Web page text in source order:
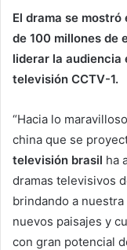
El drama se
de 100 millones de
liderar la audiencia
televisión CCTV-1.
“Hacia lo
china que se
televisión brasil ha
dramas televisivos
brindando a
nuevos paisajes y
con gran potencial